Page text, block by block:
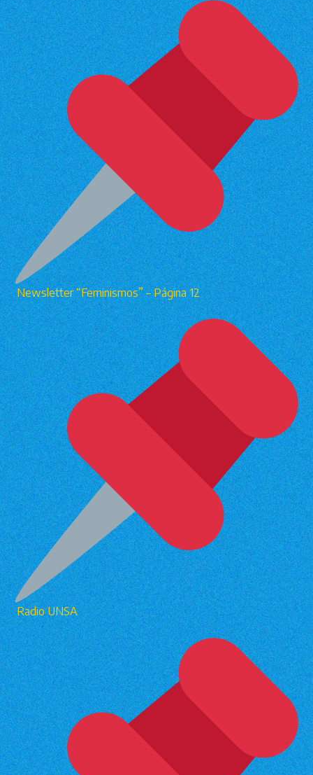
Newsletter “Feminismos” – Página 12
Radio UNSA